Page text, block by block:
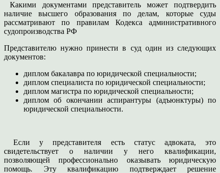
Какими документами представитель может подтвердить
наличие высшего образования по делам, которые суды
рассматривают по правилам Кодекса административного
судопроизводства РФ
Представителю нужно принести в суд один из следующих
документов:
диплом бакалавра по юридической специальности;
диплом специалиста по юридической специальности;
диплом магистра по юридической специальности;
диплом об окончании аспирантуры (адъюнктуры) по
юридической специальности.
Если у представителя есть статус адвоката, это
свидетельствует о наличии у него квалификации,
позволяющей профессионально оказывать юридическую
помощь. Эту квалификацию подтверждает решение